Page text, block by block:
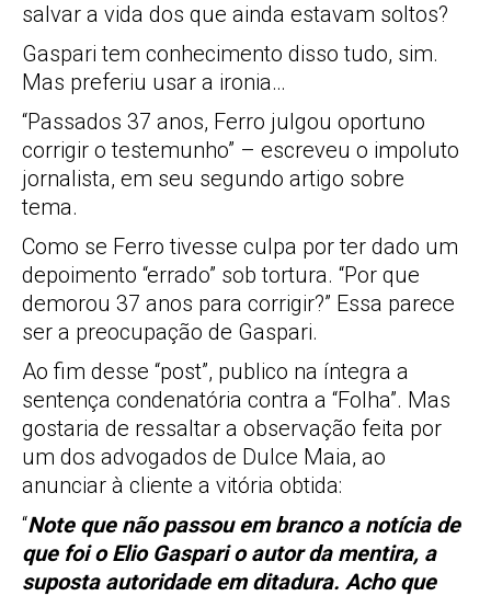
salvar a vida dos que ainda estavam soltos?
Gaspari tem conhecimento disso tudo, sim.
Mas preferiu usar a ironia…
“Passados 37 anos, Ferro julgou oportuno
corrigir o testemunho” – escreveu o impoluto
jornalista, em seu segundo artigo sobre
tema.
Como se Ferro tivesse culpa por ter dado um
depoimento “errado” sob tortura. “Por que
demorou 37 anos para corrigir?” Essa parece
ser a preocupação de Gaspari.
Ao fim desse “post”, publico na íntegra a
sentença condenatória contra a “Folha”. Mas
gostaria de ressaltar a observação feita por
um dos advogados de Dulce Maia, ao
anunciar à cliente a vitória obtida:
“Note que não passou em branco a notícia de
que foi o Elio Gaspari o autor da mentira, a
suposta autoridade em ditadura. Acho que